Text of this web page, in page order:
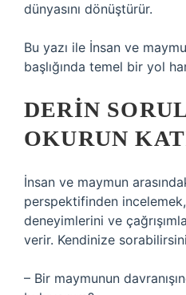
dünyasını dönüştürür.
Bu yazı ile İnsan ve
başlığında temel bir yol
DERIN
OKURUN
İnsan ve maymun
perspektifinden
deneyimlerini ve
verir. Kendinize
– Bir maymunun